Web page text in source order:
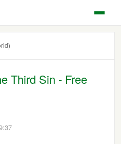
Third Sin - Free